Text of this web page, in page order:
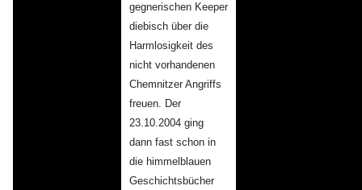
gegnerischen Keeper
diebisch über die
Harmlosigkeit des
nicht vorhandenen
Chemnitzer Angriffs
freuen. Der
23.10.2004 ging
dann fast schon in
die himmelblauen
Geschichtsbücher